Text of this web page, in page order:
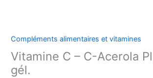
Compléments alimentaires et vitamines
Vitamine C – C-Acerola
gél.